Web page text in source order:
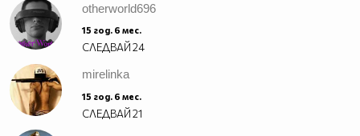
otherworld696
15 год. 6 мес.
СЛЕДВАЙ24
mirelinka
15 год. 6 мес.
СЛЕДВАЙ21